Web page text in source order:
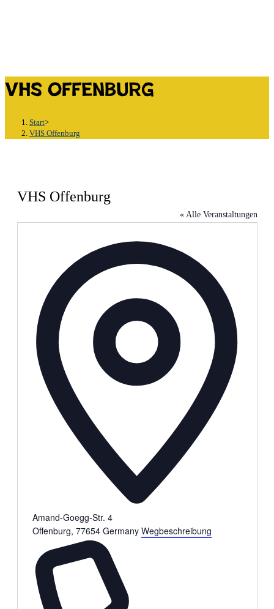
VHS Offenburg
Start>
VHS Offenburg
VHS Offenburg
« Alle Veranstaltungen
Amand-Goegg-Str. 4
Offenburg, 77654 Germany Wegbeschreibung